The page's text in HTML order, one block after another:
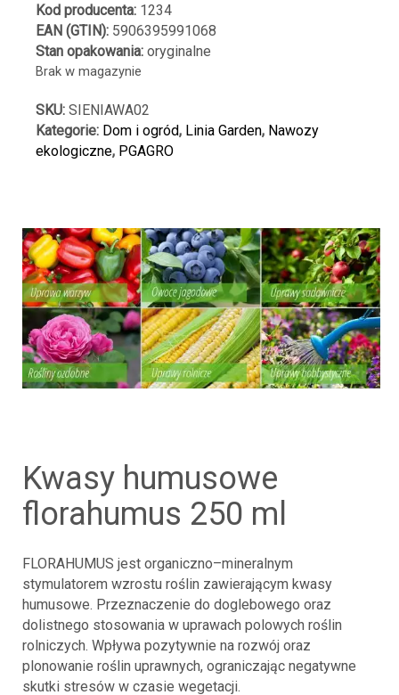
Kod producenta: 1234
EAN (GTIN): 5906395991068
Stan opakowania: oryginalne
Brak w magazynie
SKU: SIENIAWA02
Kategorie: Dom i ogród, Linia Garden, Nawozy
ekologiczne, PGAGRO
kwasy humusowe
florahumus 250 ml
FLORAHUMUS jest organiczno–mineralnym
stymulatorem wzrostu roślin zawierającym kwasy
humusowe. Przeznaczenie do doglebowego oraz
dolistnego stosowania w uprawach polowych roślin
rolniczych. Wpływa pozytywnie na rozwój oraz
plonowanie roślin uprawnych, ograniczając negatywne
skutki stresów w czasie wegetacji.